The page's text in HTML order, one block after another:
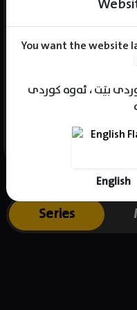
You want the website
بێت ، ئەوە کوردی
English
Name : Son Hyun-Joo
Born : 1965-06-24
Place of birth : South
Series